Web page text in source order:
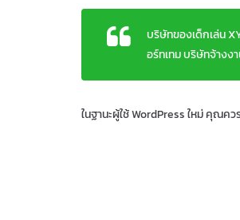
บริษัทของเด็กเล่น
อร์ทเทม บริษัทจ้างง
ในฐานะผู้ใช้ WordPress ใหม่ คุณคว